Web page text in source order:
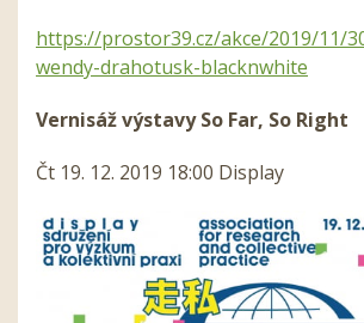
https://prostor39.cz/akce/2019/11/
wendy-drahotusk-blacknwhite
Vernisáž výstavy So Far, So Right
Čt 19. 12. 2019 18:00 Display